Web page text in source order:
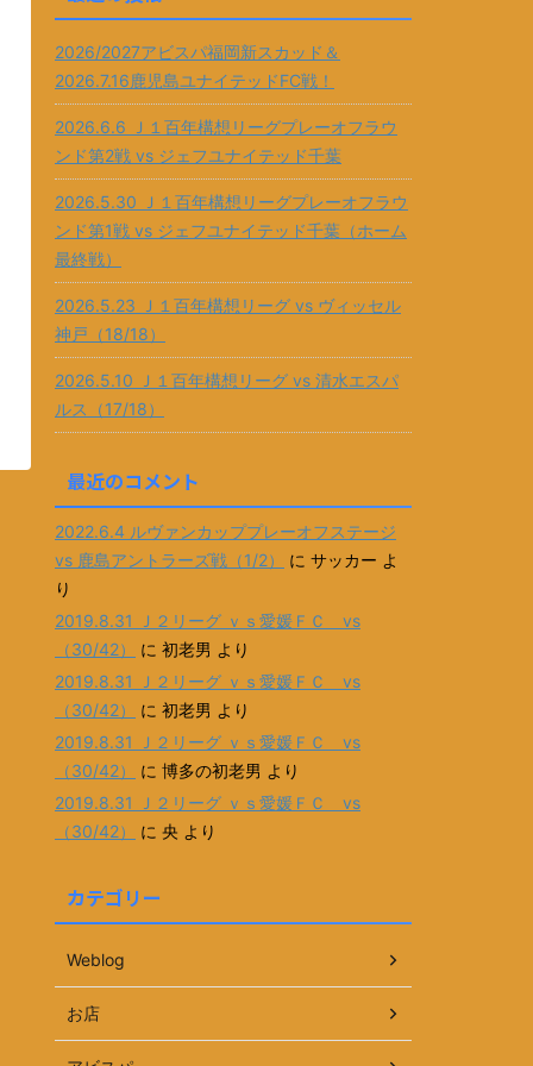
2026/2027アビスパ福岡新スカッド＆
2026.7.16鹿児島ユナイテッドFC戦！
2026.6.6 Ｊ１百年構想リーグプレーオフラウ
ンド第2戦 vs ジェフユナイテッド千葉
2026.5.30 Ｊ１百年構想リーグプレーオフラウ
ンド第1戦 vs ジェフユナイテッド千葉（ホーム
最終戦）
2026.5.23 Ｊ１百年構想リーグ vs ヴィッセル
神戸（18/18）
2026.5.10 Ｊ１百年構想リーグ vs 清水エスパ
ルス（17/18）
最近のコメント
2022.6.4 ルヴァンカッププレーオフステージ
vs 鹿島アントラーズ戦（1/2）
に サッカー よ
り
2019.8.31 Ｊ２リーグ ｖｓ愛媛ＦＣ vs
（30/42）
に 初老男 より
2019.8.31 Ｊ２リーグ ｖｓ愛媛ＦＣ vs
（30/42）
に 初老男 より
2019.8.31 Ｊ２リーグ ｖｓ愛媛ＦＣ vs
（30/42）
に 博多の初老男 より
2019.8.31 Ｊ２リーグ ｖｓ愛媛ＦＣ vs
（30/42）
に 央 より
カテゴリー
Weblog
お店